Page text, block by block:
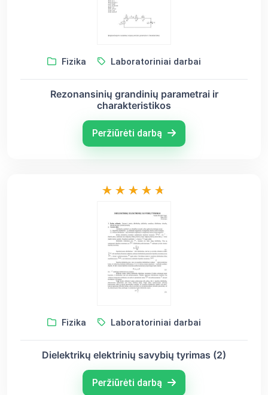
Fizika Laboratoriniai darbai
Rezonansinių grandinių parametrai ir
charakteristikos
Peržiūrėti darbą
Fizika Laboratoriniai darbai
Dielektrikų elektrinių savybių tyrimas (2)
Peržiūrėti darbą